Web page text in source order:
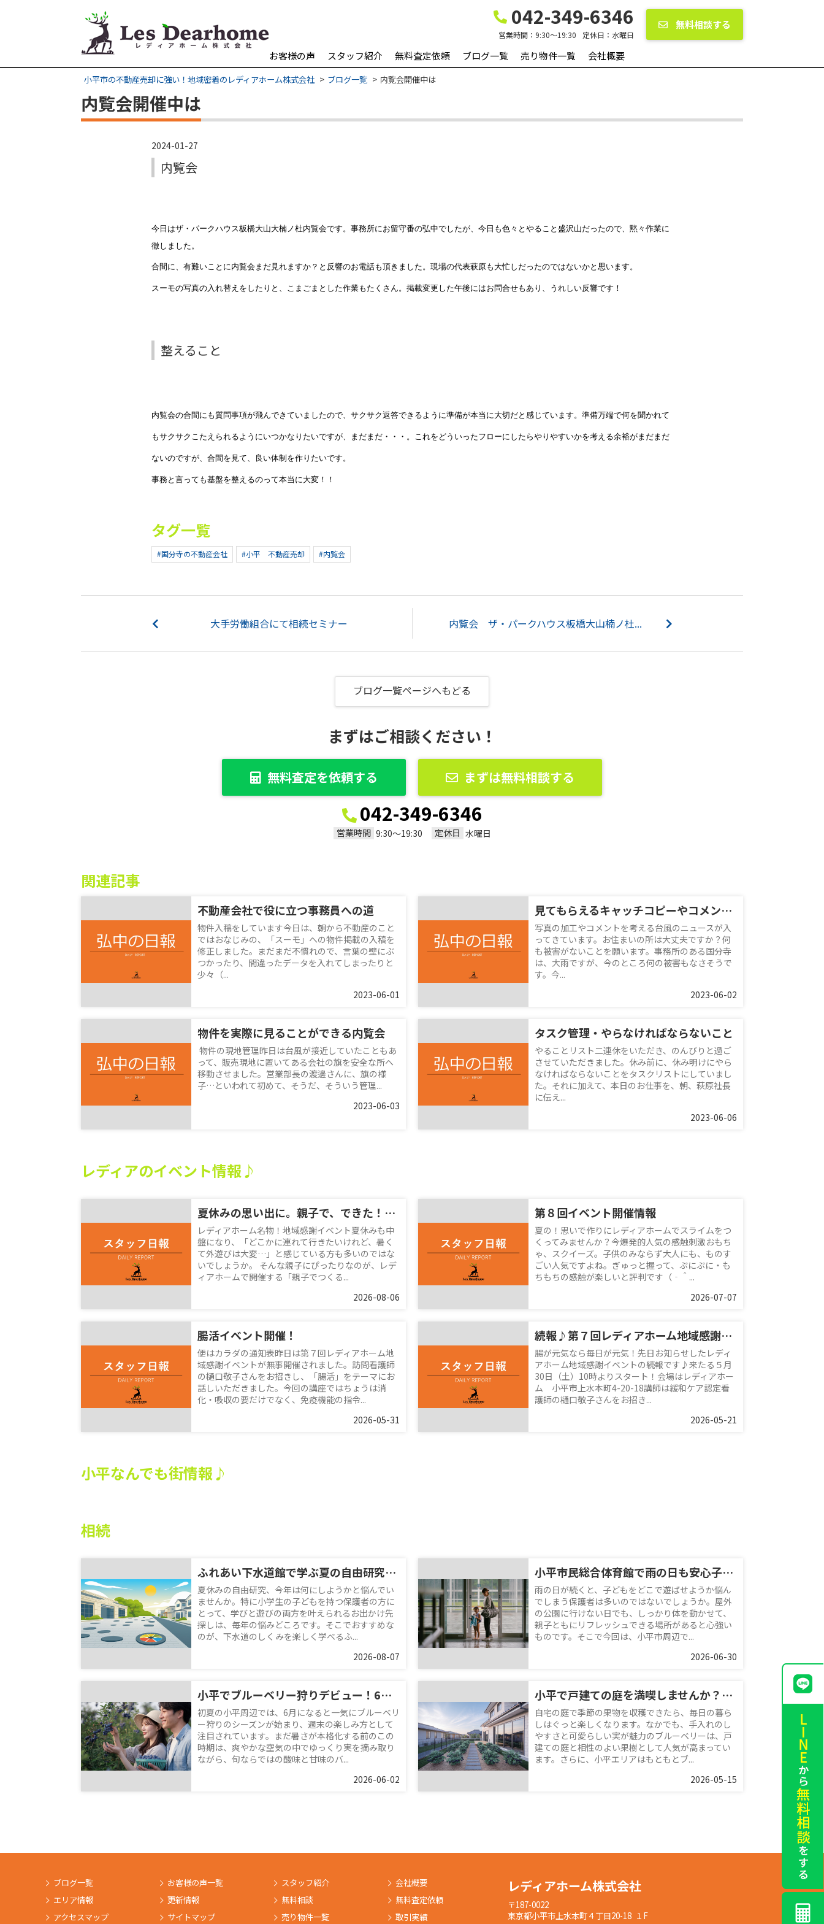
042-349-6346
営業時間： 9:30〜19:30 定休日： 水曜日
無料相談する
お客様の声 スタッフ紹介 無料査定依頼 ブログ一覧 売り物件一覧 会社概要
小平市の不動産売却に強い！地域密着のレディアホーム株式会社 ブログ一覧 内覧会開催中は
内覧会開催中は
2024-01-27
内覧会
今日はザ・パークハウス板橋大山大楠ノ杜内覧会です。事務所にお留守番の弘中でしたが、今日も色々とやること盛沢山だったので、黙々作業に
徹しました。
合間に、有難いことに内覧会まだ見れますか？と反響のお電話も頂きました。現場の代表萩原も大忙しだったのではないかと思います。
スーモの写真の入れ替えをしたりと、こまごまとした作業もたくさん。掲載変更した午後にはお問合せもあり、うれしい反響です！
整えること
内覧会の合間にも質問事項が飛んできていましたので、サクサク返答できるように準備が本当に大切だと感じています。準備万端で何を聞かれて
もサクサクこたえられるようにいつかなりたいですが、まだまだ・・・。これをどういったフローにしたらやりやすいかを考える余裕がまだまだ
ないのですが、合間を見て、良い体制を作りたいです。
事務と言っても基盤を整えるのって本当に大変！！
タグ一覧
#国分寺の不動産会社 #小平 不動産売却 #内覧会
大手労働組合にて相続セミナー 内覧会 ザ・パークハウス板橋大山楠ノ杜...
ブログ一覧ページへもどる
まずはご相談ください！
無料査定を依頼する まずは無料相談する
042-349-6346
営業時間 9:30〜19:30 定休日 水曜日
関連記事
不動産会社で役に立つ事務員への道
物件入稿をしています今日は、朝から不動産のこと
ではおなじみの、「スーモ」への物件掲載の入稿を
修正しました。まだまだ不慣れので、言葉の壁にぶ
つかったり、間違ったデータを入れてしまったりと
少々（...
2023-06-01
見てもらえるキャッチコピーやコメント？
写真の加工やコメントを考える台風のニュースが入
ってきています。お住まいの所は大丈夫ですか？何
も被害がないことを願います。事務所のある国分寺
は、大雨ですが、今のところ何の被害もなさそうで
す。今...
2023-06-02
物件を実際に見ることができる内覧会
物件の現地管理昨日は台風が接近していたこともあ
って、販売現地に置いてある会社の旗を安全な所へ
移動させました。営業部長の渡邊さんに、旗の様
子…といわれて初めて、そうだ、そういう管理...
2023-06-03
タスク管理・やらなければならないこと
やることリスト二連休をいただき、のんびりと過ご
させていただきました。休み前に、休み明けにやら
なければならないことをタスクリストにしていまし
た。それに加えて、本日のお仕事を、朝、萩原社長
に伝え...
2023-06-06
レディアのイベント情報♪
夏休みの思い出に。親子で、できた！を体験♪
レディアホーム名物！地域感謝イベント夏休みも中
盤になり、「どこかに連れて行きたいけれど、暑く
て外遊びは大変…」と感じている方も多いのではな
いでしょうか。 そんな親子にぴったりなのが、レデ
ィアホームで開催する「親子でつくる...
2026-08-06
第８回イベント開催情報
夏の！思いで作りにレディアホームでスライムをつ
くってみませんか？今爆発的人気の感触刺激おもち
ゃ、スクイーズ。子供のみならず大人にも、ものす
ごい人気ですよね。ぎゅっと握って、ぷにぷに・も
ちもちの感触が楽しいと評判です（‐＾...
2026-07-07
腸活イベント開催！
便はカラダの通知表昨日は第７回レディアホーム地
域感謝イベントが無事開催されました。訪問看護師
の樋口敬子さんをお招きし、「腸活」をテーマにお
話しいただきました。今回の講座ではちょうは消
化・吸収の要だけでなく、免疫機能の指令...
2026-05-31
続報♪第７回レディアホーム地域感謝イベント
腸が元気なら毎日が元気！先日お知らせしたレディ
アホーム地域感謝イベントの続報です♪来たる５月
30日（土）10時よりスタート！会場はレディアホー
ム 小平市上水本町4-20-18講師は緩和ケア認定看
護師の樋口敬子さんをお招き...
2026-05-21
小平なんでも街情報♪
相続
ふれあい下水道館で学ぶ夏の自由研究！小学生におすすめの親子お出かけスポット
夏休みの自由研究、今年は何にしようかと悩んでい
ませんか。特に小学生の子どもを持つ保護者の方に
とって、学びと遊びの両方を叶えられるお出かけ先
探しは、毎年の悩みどころです。そこでおすすめな
のが、下水道のしくみを楽しく学べるふ...
2026-08-07
小平市民総合体育館で雨の日も安心子連れレジャー！周辺情報と便利な利用のコツを紹介
雨の日が続くと、子どもをどこで遊ばせようか悩ん
でしまう保護者は多いのではないでしょうか。屋外
の公園に行けない日でも、しっかり体を動かせて、
親子ともにリフレッシュできる場所があると心強い
ものです。そこで今回は、小平市周辺で...
2026-06-30
小平でブルーベリー狩りデビュー！6月の味わい方と周辺スポット紹介
初夏の小平周辺では、6月になると一気にブルーベリ
ー狩りのシーズンが始まり、週末の楽しみ方として
注目されています。まだ暑さが本格化する前のこの
時期は、爽やかな空気の中でゆっくり実を摘み取り
ながら、旬ならではの酸味と甘味のバ...
2026-06-02
小平で戸建ての庭を満喫しませんか？ブルーベリー栽培で季節の果物収穫を楽しむ暮らし
自宅の庭で季節の果物を収穫できたら、毎日の暮ら
しはぐっと楽しくなります。なかでも、手入れのし
やすさと可愛らしい実が魅力のブルーベリーは、戸
建ての庭と相性のよい果樹として人気が高まってい
ます。さらに、小平エリアはもともとブ...
2026-05-15
ブログ一覧
エリア情報
アクセスマップ
お客様の声一覧
更新情報
サイトマップ
スタッフ紹介
無料相談
売り物件一覧
会社概要
無料査定依頼
取引実績
レディアホーム株式会社
〒187-0022
東京都小平市上水本町４丁目20-18 １F